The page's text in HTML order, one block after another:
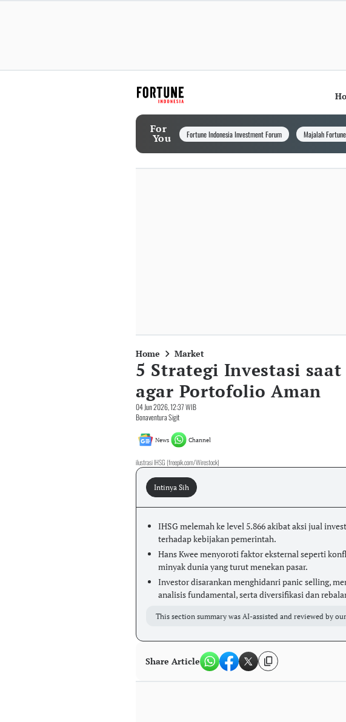
For
You Fortune Indonesia Investment Forum Majalah
Home Market
5 Strategi Investasi
agar Portofolio Aman
04 Jun 2026, 12:37 WIB
Bonaventura Sigit
News Channel
ilustrasi IHSG (freepik.com/Wirestock)
Intinya Sih
IHSG melemah ke level 5.866 akibat aksi jual
terhadap kebijakan pemerintah.
Hans Kwee menyoroti faktor eksternal seperti
minyak dunia yang turut menekan pasar.
Investor disarankan menghidanri panic selling,
analisis fundamental, serta diversifikasi dan
This section summary was AI-assisted and reviewed by
Share Article